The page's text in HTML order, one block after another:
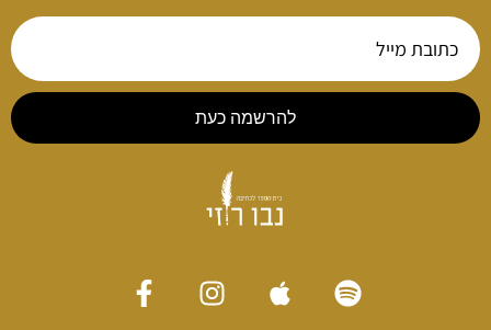
להרשמה כעת